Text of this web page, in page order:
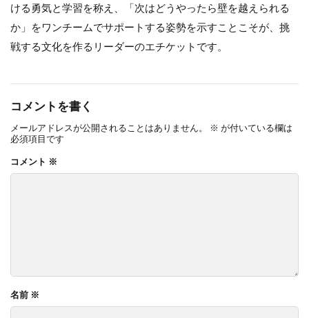
ける勇気と学習を称え、「次はどうやったら壁を越えられる
か」をワンチームでサポートする姿勢を示すことこそが、挑
戦する文化を作るリーダーのエチケットです。
コメントを書く
メールアドレスが公開されることはありません。 ※ が付いている欄は
必須項目です
コメント ※
名前 ※